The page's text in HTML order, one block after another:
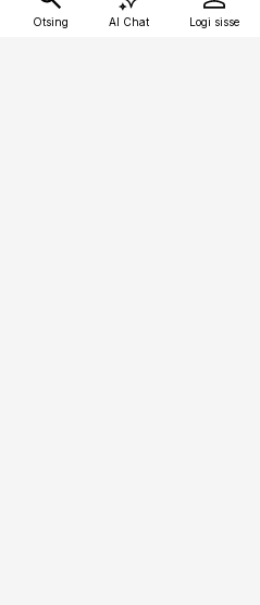
Otsing AI Chat Logi sisse